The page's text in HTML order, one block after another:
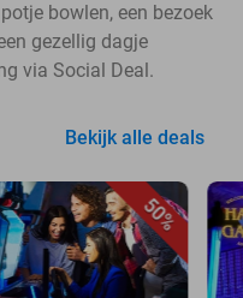
bowlen, een bezoek
gezellig dagje
via Social Deal.
Bekijk alle deals
50%